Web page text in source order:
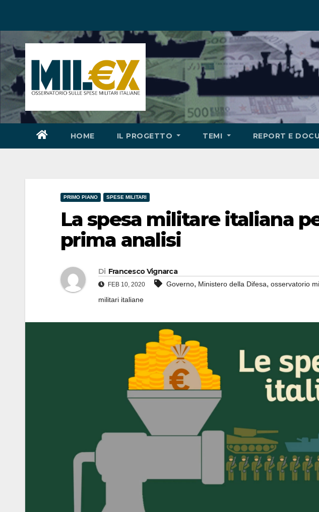
HOME IL PROGETTO TEMI REPORT E
PRIMO PIANO SPESE MILITARI
La spesa militare italiana
prima analisi
Di Francesco Vignarca
FEB 10, 2020 Governo, Ministero della Difesa, osservatorio
militari italiane